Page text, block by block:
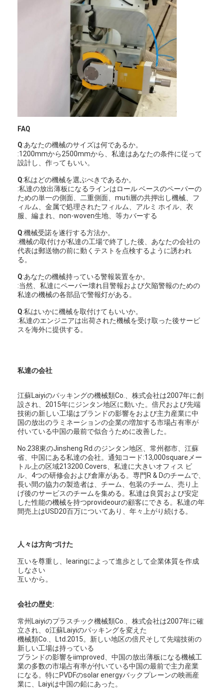
FAQ
Q:あなたの機械のサイズは何であるか。
:1200mmから2500mmから、私達はあなたの条件に従って
設計し、作ってもいい。
Q:私はどの機械を選ぶべきであるか。
:私達の放出薄板になるラインはロール ベースのペーパーの
ための単一の側面、二重側面、muti層の共押出し機械、フ
ィルム、金属で処理されたフィルム、アルミ ホイル、衣
服、編まれ、non-woven生地、等カバーする
Q:機械受諾を遂行する方法か。
:機械の取付けが私達の工場で終了した後、あなたの会社の
代表は郵送物の前に動くテストを点検するように誘われ
る。
Q:あなたの機械持っている警報装置をか。
:当然、私達にペーパー壊れ目警報および欠陥警報のための
私達の機械の各部品で警報灯がある。
Q:私はいかに機械を取付けてもいいか。
:私達のエンジニアは出荷された機械を受け取った後サービ
スを海外に提供する。
私達の会社
江蘇Laiyiのパッキングの機械類Co.、株式会社は2007年に創
設され、2015年にジンタン地区に動いた。倍尺および先端
技術の新しい工場はブランドの影響をおよび主力産業に中
国の放出のラミネーションの企業の増加する市場占有率が
付いている中国の最前で似合うために改善した。
No.238東のJinsheng Rd.のジンタン地区、常州都市、江蘇
省、中国にある私達の会社。通知コード:13,000squareメー
トル上の区域213200.Covers、私達に大きいオフィス ビ
ル、4つの研修会および倉庫がある。専門R & Dのチームで、
長い間の協力の製造者は、チーム、包装のチーム、売り上
げ後のサービスのチームを集める。私達は良質および安定
した性能の機械を持つprovideourの顧客にできる。私達の年
間売上はUSD20百万についてあり、年々上がり続ける。
人々は方向づけた
互いを尊重し、learingによって進歩として企業体質を作成
しなさい
互いから。
会社の歴史:
常州Laiyiのプラスチック機械類Co.、株式会社は2007年に確
立され、o江蘇Laiyiのパッキングを変えた
機械類Co.、Ltd.2015。新しい地区の倍尺そして先端技術の
新しい工場は持っている
ブランドの影響をiimproved、中国の放出薄板になる機械工
業の多数の市場占有率が付いている中国の最前で主力産業
になる。特にPVDFのsolar energyバックプレーンの映画産
業に、Laiyiは中国の鉛にあった。